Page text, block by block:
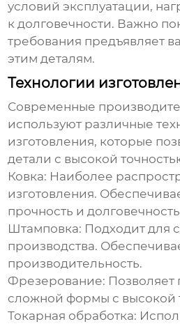
условий эксплуатации,
к долговечности. Важно
требования предъявляет
этим деталям.
Технологии
Современные
используют различные
изготовления, которые
детали с высокой
Ковка: Наиболее
изготовления.
прочность и
Штамповка: Подходит для
производства.
производительность.
Фрезерование: Позволяет
сложной формы с высокой
Токарная обработка: